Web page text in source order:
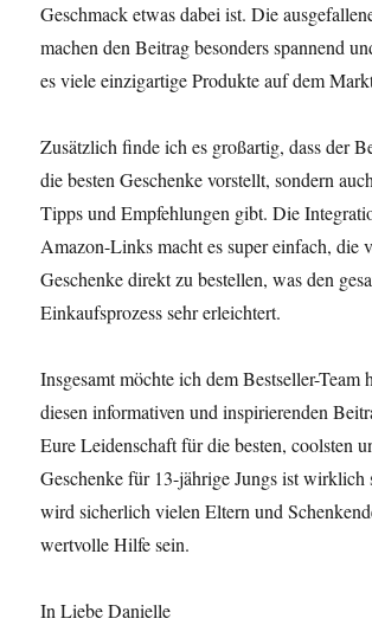
Geschmack etwas dabei ist. Die
machen den Beitrag besonders spannend
es viele einzigartige Produkte auf dem
Zusätzlich finde ich es großartig, dass der
die besten Geschenke vorstellt, sondern
Tipps und Empfehlungen gibt. Die
Amazon-Links macht es super einfach, die
Geschenke direkt zu bestellen, was den
Einkaufsprozess sehr erleichtert.
Insgesamt möchte ich dem Bestseller-Team
diesen informativen und inspirierenden
Eure Leidenschaft für die besten, coolsten
Geschenke für 13-jährige Jungs ist wirklich
wird sicherlich vielen Eltern und
wertvolle Hilfe sein.
In Liebe Danielle